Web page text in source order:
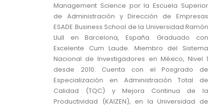
Management Science por la Escuela Superior
de Administración y Dirección de Empresas
ESADE Business School de la Universidad Ramón
Llull en Barcelona, España. Graduado con
Excelente Cum Laude. Miembro del Sistema
Nacional de Investigadores en México, Nivel 1
desde 2010. Cuenta con el Posgrado de
Especialización en Administración Total de
Calidad (TQC) y Mejora Continua de la
Productividad (KAIZEN), en la Universidad de